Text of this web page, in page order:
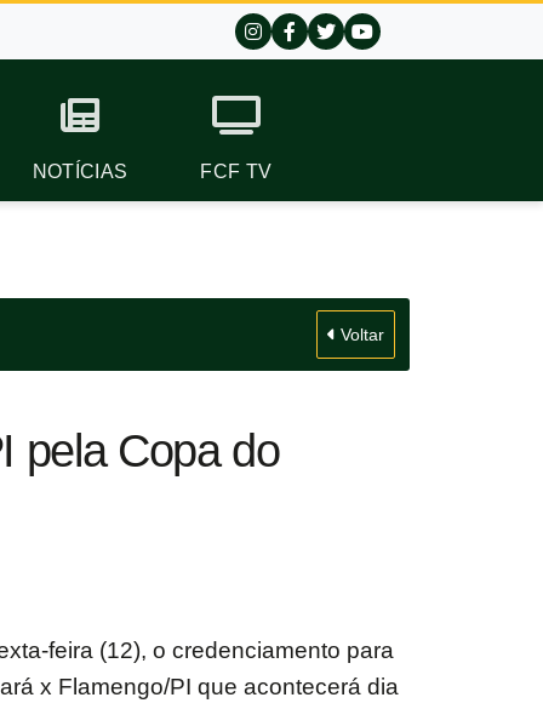
NOTÍCIAS FCF TV
Voltar
pela Copa do
feira (12), o credenciamento para
x Flamengo/PI que acontecerá dia